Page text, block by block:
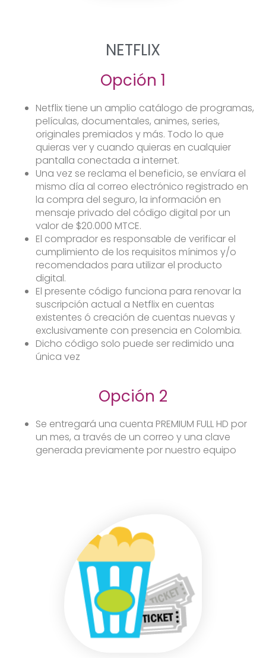
NETFLIX
Opción 1
Netflix tiene un amplio catálogo de programas,
películas, documentales, animes, series,
originales premiados y más. Todo lo que
quieras ver y cuando quieras en cualquier
pantalla conectada a internet.
Una vez se reclama el beneficio, se envíara el
mismo día al correo electrónico registrado en
la compra del seguro, la información en
mensaje privado del código digital por un
valor de $20.000 MTCE.
El comprador es responsable de verificar el
cumplimiento de los requisitos mínimos y/o
recomendados para utilizar el producto
digital.
El presente código funciona para renovar la
suscripción actual a Netflix en cuentas
existentes ó creación de cuentas nuevas y
exclusivamente con presencia en Colombia.
Dicho código solo puede ser redimido una
única vez
Opción 2
Se entregará una cuenta PREMIUM FULL HD por
un mes, a través de un correo y una clave
generada previamente por nuestro equipo